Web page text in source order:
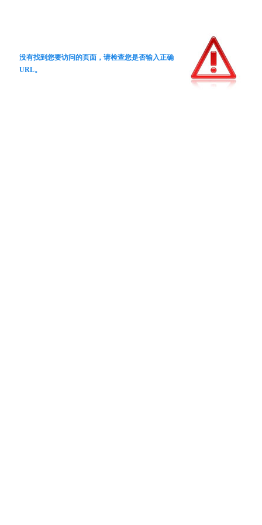
没有找到您要访问的页面，请检查您是否输入正确
URL。